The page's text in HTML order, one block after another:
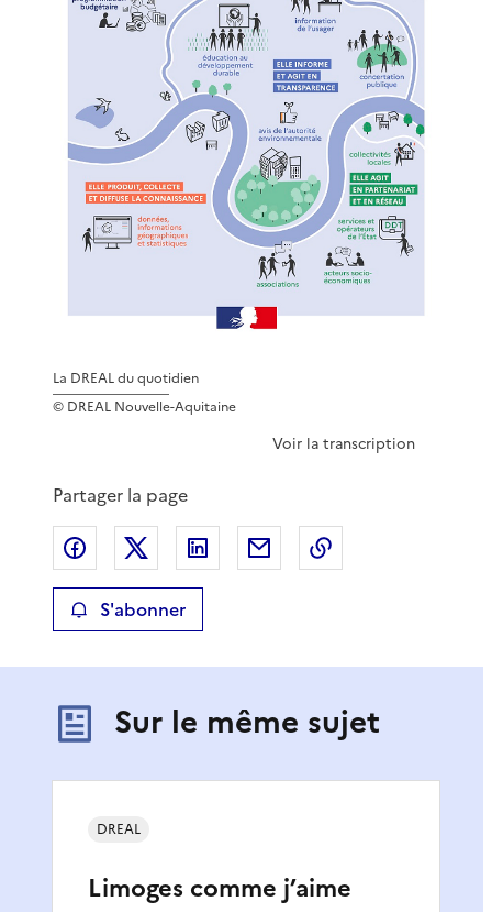
La DREAL du quotidien
© DREAL Nouvelle-Aquitaine
Voir la transcription
Partager la page
Partager sur Facebook
Partager sur XPartager sur LinkedIn
Partager par email
S'abonner
Sur le même sujet
Limoges comme j’aime
DREAL